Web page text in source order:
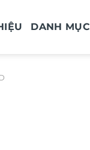
DANH MỤC